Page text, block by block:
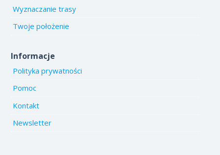
Wyznaczanie trasy
Twoje położenie
Informacje
Polityka prywatności
Pomoc
Kontakt
Newsletter